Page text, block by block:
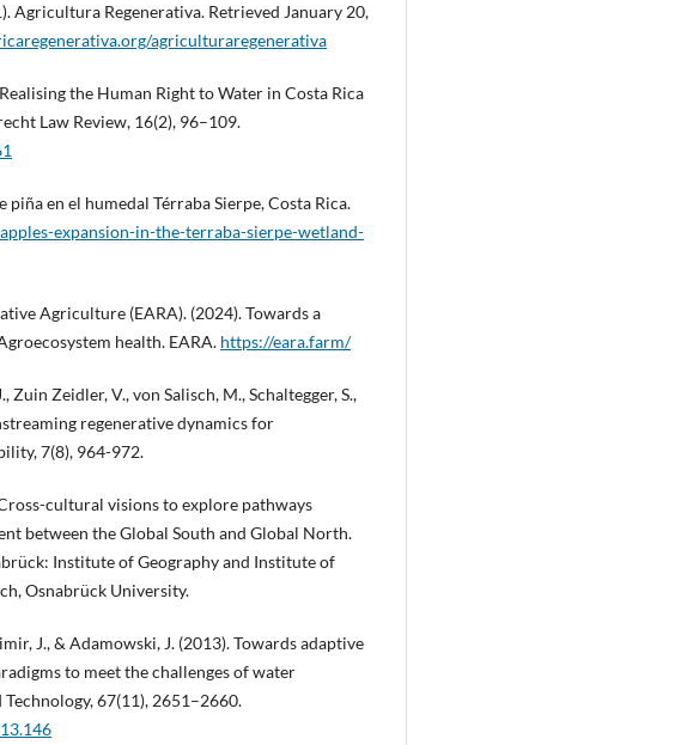
Agricultura Regenerativa. Retrieved January 20,
agriculturaregenerativa
the Human Right to Water in Costa Rica
Law Review, 16(2), 96–109.
piña en el humedal Térraba Sierpe, Costa Rica.
expansion-in-the-terraba-sierpe-wetland-
Agriculture (EARA). (2024). Towards a
health. EARA. https://eara.farm/
Zuin Zeidler, V., von Salisch, M., Schaltegger, S.,
regenerative dynamics for
7(8), 964-972.
Cross-cultural visions to explore pathways
between the Global South and Global North.
Institute of Geography and Institute of
Osnabrück University.
J., & Adamowski, J. (2013). Towards adaptive
to meet the challenges of water
67(11), 2651–2660.